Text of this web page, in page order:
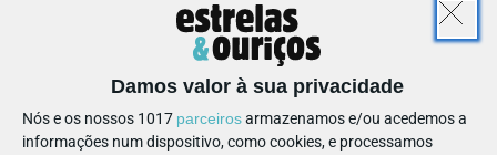
Damos valor à sua privacidade
Nós e os nossos 1017 parceirosarmazenamos e/ou acedemos a
informações num dispositivo, como cookies, e processamos